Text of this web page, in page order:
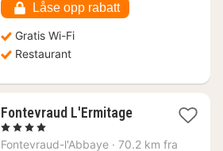
672
kr.
Låse opp rabatt
Gratis Wi-Fi
Restaurant
Fontevraud L'Ermitage1
fra
, 4 Stjerner
Fontevraud-l'Abbaye · 70.2 km fra